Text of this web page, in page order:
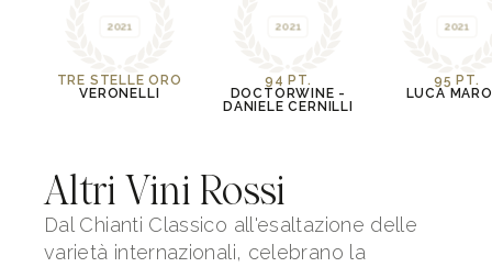
2021
TRE STELLE ORO
VERONELLI
2021
94 PT.
DOCTORWINE -
DANIELE CERNILLI
2021
95 PT.
LUCA
Altri Vini Rossi
Dal Chianti Classico all'esaltazione delle
varietà internazionali, celebrano la